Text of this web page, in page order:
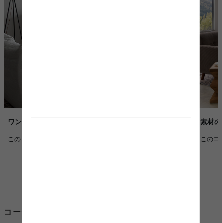
ワンルームを彩るモダンヴィンテージ空間
このコーディネートを詳しく見る >
素材
この
コーディネートからシャギー ラグを探す